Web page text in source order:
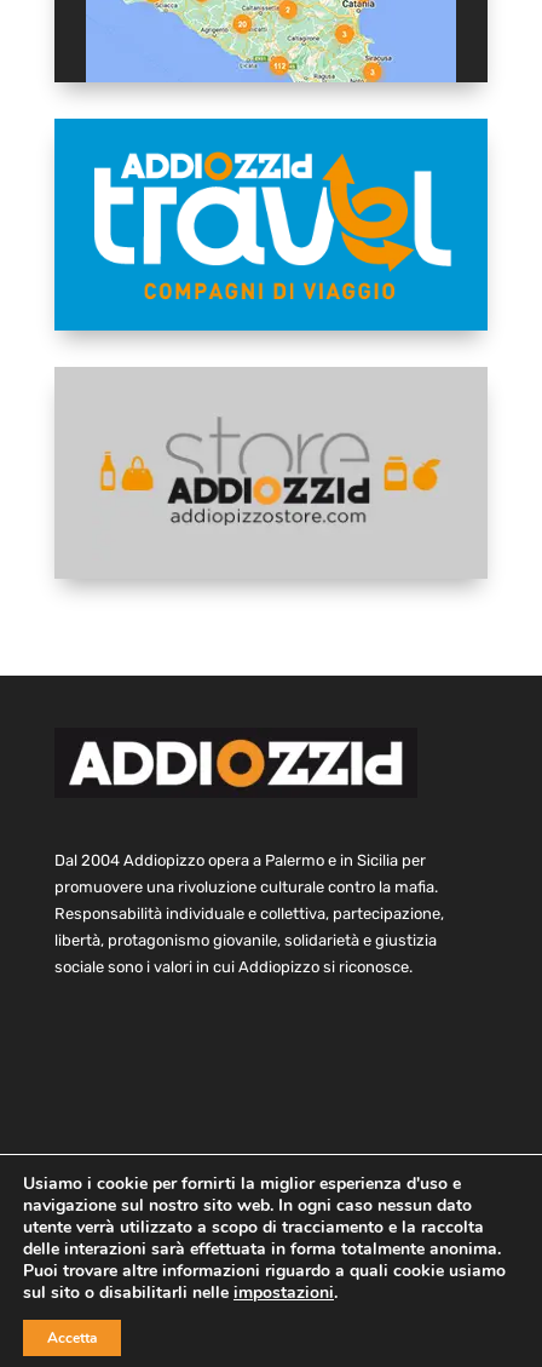
Dal 2004 Addiopizzo opera a Palermo e in Sicilia per
promuovere una rivoluzione culturale contro la mafia.
Responsabilità individuale e collettiva, partecipazione,
libertà, protagonismo giovanile, solidarietà e giustizia
sociale sono i valori in cui Addiopizzo si riconosce.
Home Statuto e bilancio
Contatti
Privacy
Cookie Child Protection Policy
Copyright © 2021 AddioPizzo | Tutti i diritti riservati | Sede
Usiamo i cookie per fornirti la miglior esperienza d'uso e
navigazione sul nostro sito web. In ogni caso nessun dato
utente verrà utilizzato a scopo di tracciamento e la raccolta
delle interazioni sarà effettuata in forma totalmente anonima.
Puoi trovare altre informazioni riguardo a quali cookie usiamo
sul sito o disabilitarli nelle impostazioni.
Accetta